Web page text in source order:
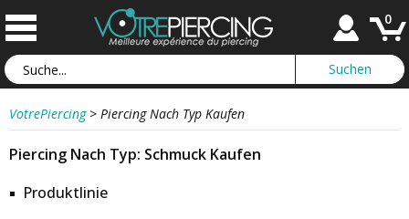
0
VotrePiercing > Piercing Nach Typ Kaufen
Piercing Nach Typ: Schmuck Kaufen
Produktlinie